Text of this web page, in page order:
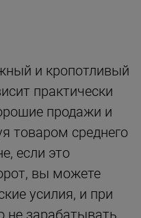
и кропотливый
практически
продажи и
товаром среднего
если это
вы можете
усилия, и при
не зарабатывать,